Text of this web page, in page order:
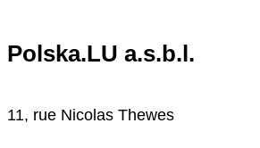
Polska.LU a.s.b.l.
11, rue Nicolas Thewes